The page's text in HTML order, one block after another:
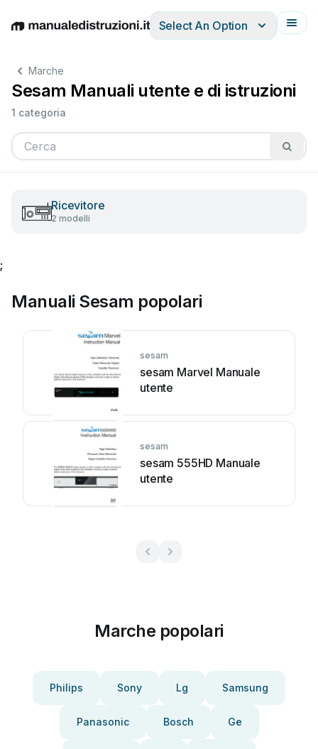
EnglishDeutschEspañolItalianoFrançais
Select An Option
Marche
Sesam Manuali utente e di istruzioni
1 categoria
Ricevitore
2 modelli
;
Manuali Sesam popolari
sesam
sesam Marvel Manuale
utente
sesam
sesam 555HD Manuale
utente
Marche popolari
Philips Sony Lg Samsung
Panasonic Bosch Ge